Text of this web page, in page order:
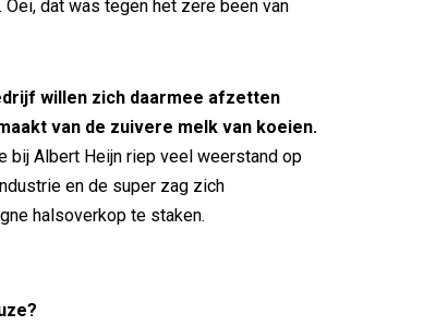
Oei, dat was tegen het zere been van
willen zich daarmee afzetten
van de zuivere melk van koeien.
bij Albert Heijn riep veel weerstand op
en de super zag zich
halsoverkop te staken.